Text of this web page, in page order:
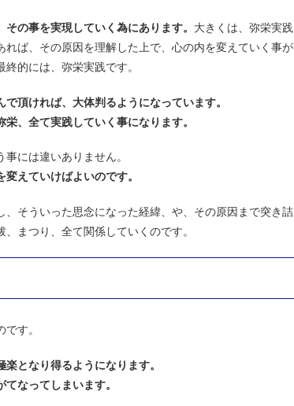
の事を実現していく為にあります。 大きくは、弥栄実践
ば、その原因を理解した上で、心の内を変えていく事が
的には、弥栄実践です。
頂ければ、大体判るようになっています。
、全て実践していく事になります。
には違いありません。
えていけばよいのです。
そういった思念になった経緯、や、その原因まで突き詰
、まつり、全て関係していくのです。
です。
となり得るようになります。
なってしまいます。